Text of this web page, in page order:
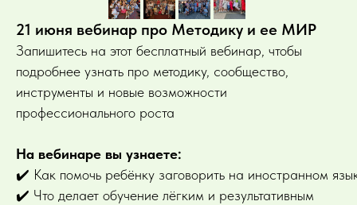
21 июня вебинар про Методику и ее МИР
Запишитесь на этот бесплатный вебинар, чтобы
подробнее узнать про методику, сообщество,
инструменты и новые возможности
профессионального роста
На вебинаре вы узнаете:
✔️ Как помочь ребёнку заговорить на иностранном
✔️ Что делает обучение лёгким и результативным